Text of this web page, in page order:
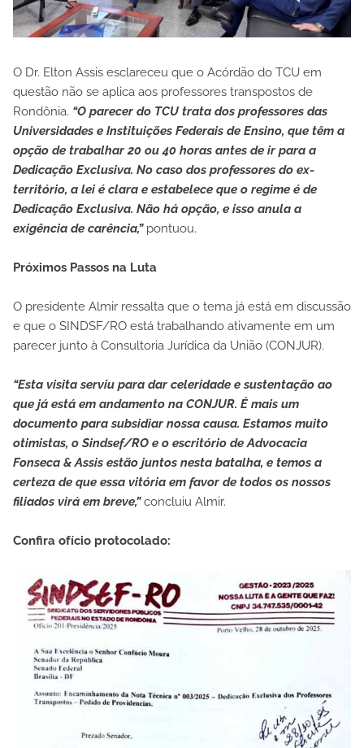
​O Dr. Elton Assis esclareceu que o Acórdão do TCU em
questão não se aplica aos professores transpostos de
Rondônia. “O parecer do TCU trata dos professores das
Universidades e Instituições Federais de Ensino, que têm a
opção de trabalhar 20 ou 40 horas antes de ir para a
Dedicação Exclusiva. No caso dos professores do ex-
território, a lei é clara e estabelece que o regime é de
Dedicação Exclusiva. Não há opção, e isso anula a
exigência de carência,”pontuou.
​Próximos Passos na Luta
​O presidente Almir ressalta que o tema já está em discussão
e que o SINDSF/RO está trabalhando ativamente em um
parecer junto à Consultoria Jurídica da União (CONJUR).
“Esta visita serviu para dar celeridade e sustentação ao
que já está em andamento na CONJUR. É mais um
documento para subsidiar nossa causa. Estamos muito
otimistas, o Sindsef/RO e o escritório de Advocacia
Fonseca & Assis estão juntos nesta batalha, e temos a
certeza de que essa vitória em favor de todos os nossos
filiados virá em breve,”concluiu Almir.
Confira ofício protocolado: